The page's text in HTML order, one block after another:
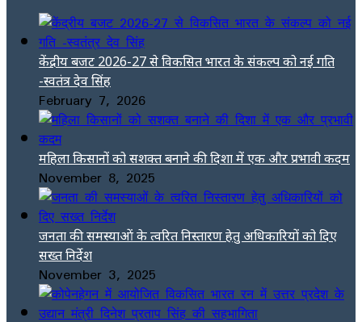
केंद्रीय बजट 2026-27 से विकसित भारत के संकल्प को नई गति
-स्वतंत्र देव सिंह
February 7, 2026
महिला किसानों को सशक्त बनाने की दिशा में एक और प्रभावी कदम
November 8, 2025
जनता की समस्याओं के त्वरित निस्तारण हेतु अधिकारियों को दिए
सख्त निर्देश
November 3, 2025